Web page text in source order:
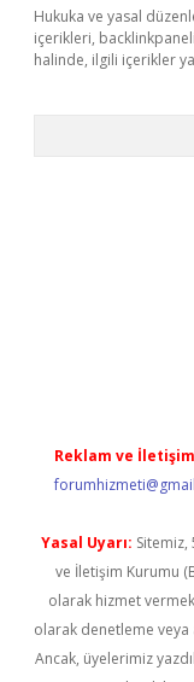
Hukuka ve yasal
içerikleri,
halinde, ilgili içerikler
Reklam ve
Yasal Uyarı: Sitemiz,
ve İletişim Kurumu
olarak hizmet
olarak denetleme veya
Ancak, üyelerimiz